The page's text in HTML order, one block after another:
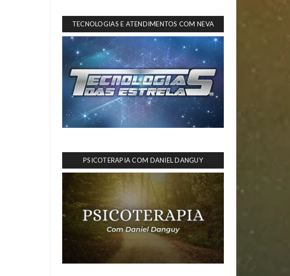
TECNOLOGIAS E ATENDIMENTOS COM NEVA
PSICOTERAPIA COM DANIEL DANGUY